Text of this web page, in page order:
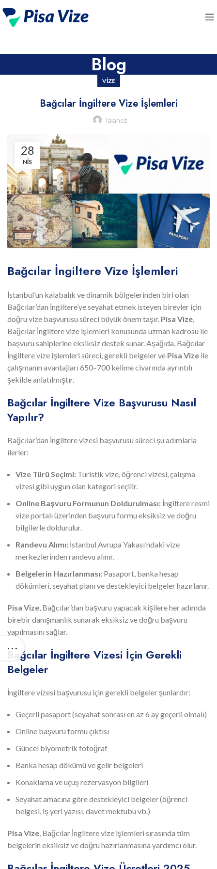
Blog
VIZE
Bağcılar İngiltere Vize İşlemleri
Talanoz
28
NIS
Bağcılar İngiltere Vize İşlemleri
İstanbul’un kalabalık ve dinamik bölgelerinden biri olan
Bağcılar’dan İngiltere’ye seyahat etmek isteyen bireyler için
doğru vize başvurusu süreci büyük önem taşır. Pisa Vize,
Bağcılar İngiltere vize işlemleri konusunda uzman kadrosu ile
başvuru sahiplerine eksiksiz destek sunar. Aşağıda, Bağcılar
İngiltere vize işlemleri süreci, gerekli belgeler ve Pisa Vize ile
çalışmanın avantajları 650–700 kelime civarında ayrıntılı
şekilde anlatılmıştır.
Bağcılar İngiltere Vize Başvurusu Nasıl
Yapılır?
Bağcılar’dan İngiltere vizesi başvurusu süreci şu adımlarla
ilerler:
Vize Türü Seçimi: Turistik vize, öğrenci vizesi, çalışma
vizesi gibi uygun olan kategori seçilir.
Online Başvuru Formunun Doldurulması: İngiltere resmi
vize portalı üzerinden başvuru formu eksiksiz ve doğru
bilgilerle doldurulur.
Randevu Alımı: İstanbul Avrupa Yakası’ndaki vize
merkezlerinden randevu alınır.
Belgelerin Hazırlanması: Pasaport, banka hesap
dökümleri, seyahat planı ve destekleyici belgeler hazırlanır.
Pisa Vize, Bağcılar’dan başvuru yapacak kişilere her adımda
birebir danışmanlık sunarak eksiksiz ve doğru başvuru
yapılmasını sağlar.
Bağcılar İngiltere Vizesi İçin Gerekli
Belgeler
İngiltere vizesi başvurusu için gerekli belgeler şunlardır:
Geçerli pasaport (seyahat sonrası en az 6 ay geçerli olmalı)
Online başvuru formu çıktısı
Güncel biyometrik fotoğraf
Banka hesap dökümü ve gelir belgeleri
Konaklama ve uçuş rezervasyon bilgileri
Seyahat amacına göre destekleyici belgeler (öğrenci
belgesi, iş yeri yazısı, davet mektubu vb.)
Pisa Vize, Bağcılar İngiltere vize işlemleri sırasında tüm
belgelerin eksiksiz ve doğru hazırlanmasına yardımcı olur.